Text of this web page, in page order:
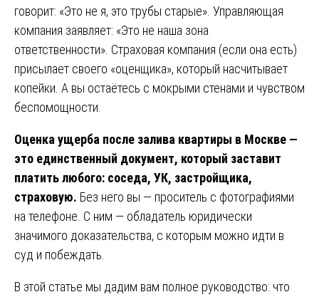
говорит: «Это не я, это трубы старые». Управляющая
компания заявляет: «Это не наша зона
ответственности». Страховая компания (если она есть)
присылает своего «оценщика», который насчитывает
копейки. А вы остаётесь с мокрыми стенами и чувством
беспомощности.
Оценка ущерба после залива квартиры в Москве —
это единственный документ, который заставит
платить любого: соседа, УК, застройщика,
страховую. Без него вы — проситель с фотографиями
на телефоне. С ним — обладатель юридически
значимого доказательства, с которым можно идти в
суд и побеждать.
В этой статье мы дадим вам полное руководство: что